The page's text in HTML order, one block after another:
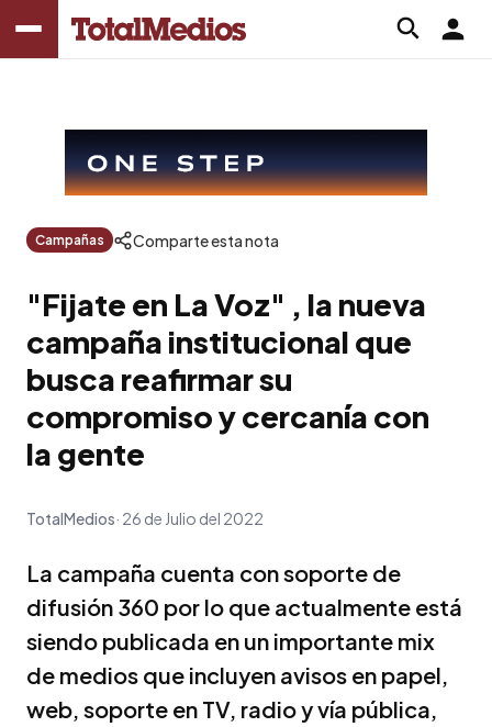
Campañas Comparte esta nota
"Fijate en La Voz" , la nueva
campaña institucional que
busca reafirmar su
compromiso y cercanía con
la gente
TotalMedios 26 de Julio del 2022
La campaña cuenta con soporte de
difusión 360 por lo que actualmente está
siendo publicada en un importante mix
de medios que incluyen avisos en papel,
web, soporte en TV, radio y vía pública,